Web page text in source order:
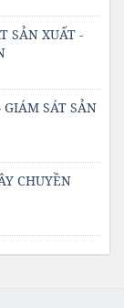
SẢN XUẤT -
SÁT SẢN
CHUYỀN